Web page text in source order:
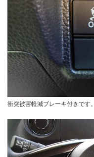
衝突被害軽減ブレーキ付きです。